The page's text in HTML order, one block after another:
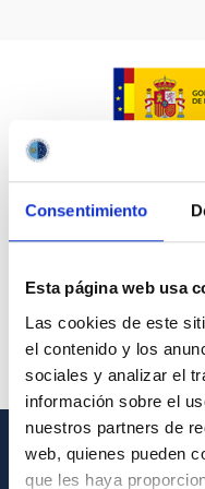
Consentimiento
Esta página web usa
Las cookies de este
el contenido y los
sociales y analizar el
información sobre el
nuestros partners de
web, quienes pueden
que les haya
INFORMACIÓN GENERAL